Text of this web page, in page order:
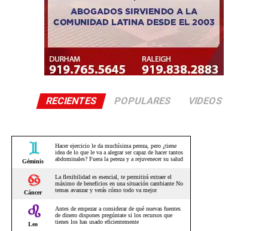
RECIENTES POPULARES VIDEOS